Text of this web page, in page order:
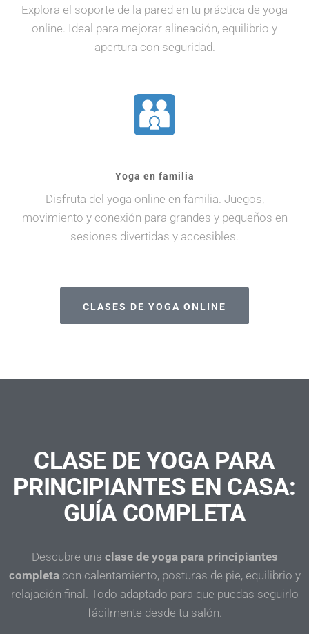
Explora el soporte de la pared en tu práctica de yoga
online. Ideal para mejorar alineación, equilibrio y
apertura con seguridad.
Yoga en familia
Disfruta del yoga online en familia. Juegos,
movimiento y conexión para grandes y pequeños en
sesiones divertidas y accesibles.
CLASES DE YOGA ONLINE
CLASE DE YOGA PARA
PRINCIPIANTES EN CASA:
GUÍA COMPLETA
Descubre una clase de yoga para principiantes
completacon calentamiento, posturas de pie, equilibrio y
relajación final. Todo adaptado para que puedas seguirlo
fácilmente desde tu salón.